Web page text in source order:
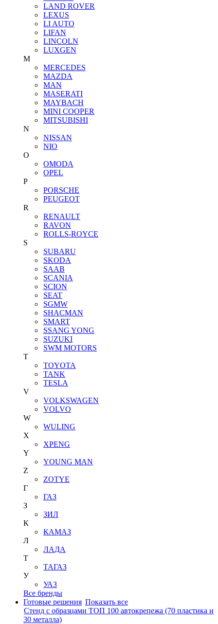
LAND ROVER
LEXUS
LI AUTO
LIFAN
LINCOLN
LUXGEN
M
MERCEDES
MAZDA
MAN
MASERATI
MAYBACH
MINI COOPER
MITSUBISHI
N
NISSAN
NIO
O
OMODA
OPEL
P
PORSCHE
PEUGEOT
R
RENAULT
RAVON
ROLLS-ROYCE
S
SUBARU
SKODA
SAAB
SCANIA
SCION
SEAT
SGMW
SHACMAN
SMART
SSANG YONG
SUZUKI
SWM MOTORS
T
TOYOTA
TANK
TESLA
V
VOLKSWAGEN
VOLVO
W
WULING
X
XPENG
Y
YOUNG MAN
Z
ZOTYE
Г
ГАЗ
З
ЗИЛ
К
КАМАЗ
Л
ЛАДА
Т
ТАГАЗ
У
УАЗ
Все бренды
Готовые решения Показать все
Стенд с образцами ТОП 100 автокрепежа (70 пластика и
30 металла)